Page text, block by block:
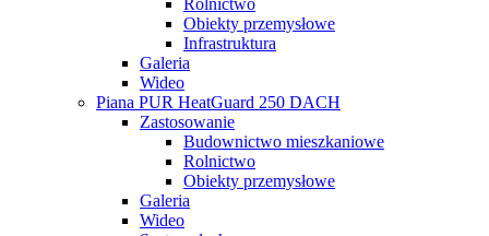
Obiekty przemysłowe
Infrastruktura
Galeria
Wideo
Piana PUR HeatGuard 250 DACH
Zastosowanie
Budownictwo mieszkaniowe
Rolnictwo
Obiekty przemysłowe
Galeria
Wideo